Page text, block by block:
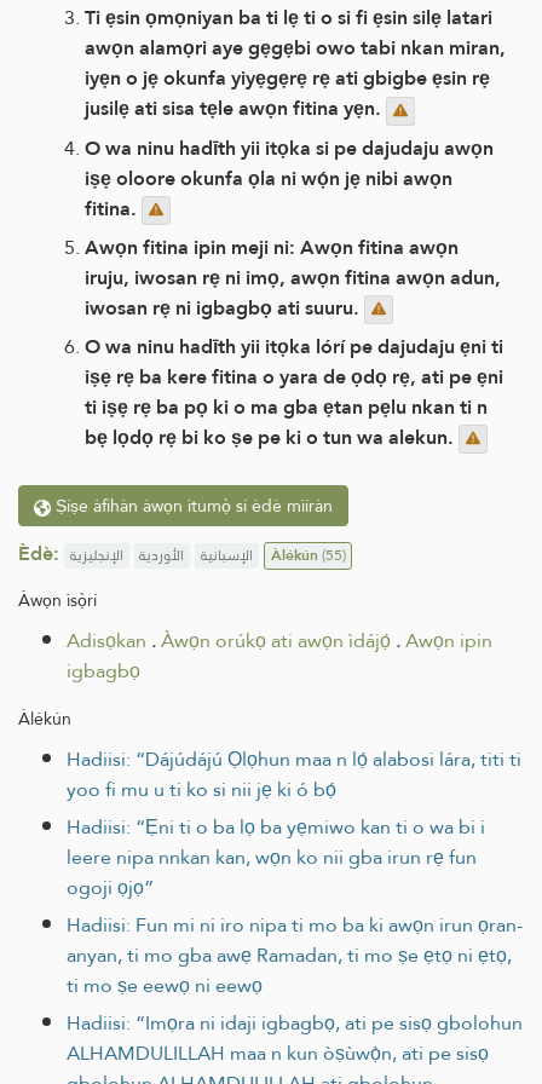
Ti ẹsin ọmọniyan ba ti lẹ ti o si fi ẹsin silẹ latari
awọn alamọri aye gẹgẹbi owo tabi nkan miran,
iyẹn o jẹ okunfa yiyẹgẹrẹ rẹ ati gbigbe ẹsin rẹ
jusilẹ ati sisa tẹle awọn fitina yẹn.
O wa ninu hadīth yii itọka si pe dajudaju awọn
iṣẹ oloore okunfa ọla ni wọ́n jẹ nibi awọn
fitina.
Awọn fitina ipin meji ni: Awọn fitina awọn
iruju, iwosan rẹ ni imọ, awọn fitina awọn adun,
iwosan rẹ ni igbagbọ ati suuru.
O wa ninu hadīth yii itọka lórí pe dajudaju ẹni ti
iṣẹ rẹ ba kere fitina o yara de ọdọ rẹ, ati pe ẹni
ti iṣẹ rẹ ba pọ ki o ma gba ẹtan pẹlu nkan ti n
bẹ lọdọ rẹ bi ko ṣe pe ki o tun wa alekun.
Ṣíṣe àfihàn àwọn ìtumọ̀ sí èdè mìíràn
Èdè: الإنجليزية الأوردية الإسبانية Àlékún(55)
Àwọn ìsọ̀rí
Adisọkan .Àwọn orúkọ ati awọn ìdájọ́.Awọn ipin
igbagbọ
Àlékún
Hadiisi: “Dájúdájú Ọlọhun maa n lọ́ alabosi lára, titi ti
yoo fi mu u ti ko si nii jẹ ki ó bọ́
Hadiisi: “Ẹni ti o ba lọ ba yẹmiwo kan ti o wa bi i
leere nipa nnkan kan, wọn ko nii gba irun rẹ fun
ogoji ọjọ”
Hadiisi: Fun mi ni iro nipa ti mo ba ki awọn irun ọran-
anyan, ti mo gba awẹ Ramadan, ti mo ṣe ẹtọ ni ẹtọ,
ti mo ṣe eewọ ni eewọ
Hadiisi: “Imọra ni idaji igbagbọ, ati pe sisọ gbolohun
ALHAMDULILLAH maa n kun òṣùwọ̀n, ati pe sisọ